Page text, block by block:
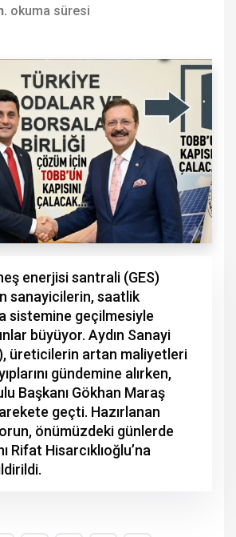
okuma süresi
enerjisi santrali (GES)
sanayicilerin, saatlik
sistemine geçilmesiyle
büyüyor. Aydın Sanayi
üreticilerin artan maliyetleri
gündemine alırken,
Başkanı Gökhan Maraş
geçti. Hazırlanan
önümüzdeki günlerde
Rifat Hisarcıklıoğlu’na